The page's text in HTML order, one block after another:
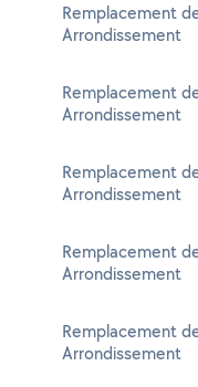
Remplacement
Arrondissement
Remplacement
Arrondissement
Remplacement
Arrondissement
Remplacement
Arrondissement
Remplacement
Arrondissement